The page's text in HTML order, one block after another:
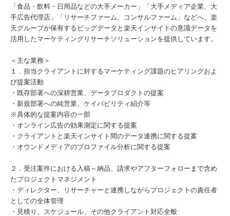
「食品・飲料・日用品などの大手メーカー」「大手メディア企業、大
手広告代理店」「リサーチファーム、コンサルファーム」などへ、楽
天グループが保有するビッグデータと楽天インサイトの意識データを
活用したマーケティングリサーチソリューションを提供しています。
＜主な業務＞
１．担当クライアントに対するマーケティング課題のヒアリングおよ
び提案活動
・既存部署への深耕営業、データプロダクトの提案
・新規部署への純営業、ケイパビリティ紹介等
※具体的な提案内容の一部
・オンライン広告の効果測定に関する提案
・クライアントと楽天インサイト間のデータ連携に関する提案
・オウンドメディアのプロファイル分析に関する提案
２．受注案件における入稿～納品、請求やアフターフォローまで含め
たプロジェクトマネジメント
・ディレクター、リサーチャーと連携しながらプロジェクトの責任者
としての全体管理
・見積り、スケジュール、その他クライアント対応全般